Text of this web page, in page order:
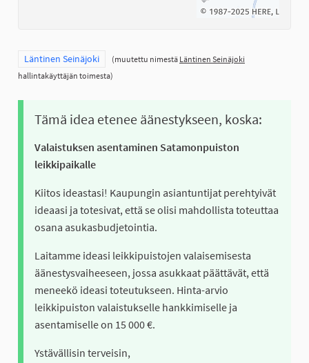
Rajaa tulokset teeman mukaan: Läntinen Seinäjoki
Läntinen Seinäjoki (muutettu nimestä Läntinen Seinäjoki
hallintakäyttäjän toimesta)
Tämä idea etenee äänestykseen, koska:
Valaistuksen asentaminen Satamonpuiston
leikkipaikalle
Kiitos ideastasi! Kaupungin asiantuntijat perehtyivät
ideaasi ja totesivat, että se olisi mahdollista toteuttaa
osana asukasbudjetointia.
Laitamme ideasi leikkipuistojen valaisemisesta
äänestysvaiheeseen, jossa asukkaat päättävät, että
meneekö ideasi toteutukseen. Hinta-arvio
leikkipuiston valaistukselle hankkimiselle ja
asentamiselle on 15 000 €.
Ystävällisin terveisin,